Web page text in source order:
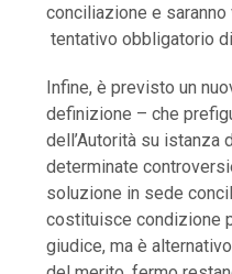
conciliazione e
tentativo obbligatorio
Infine, è previsto un
definizione – che
dell’Autorità su istanza
determinate
soluzione in sede
costituisce condizione
giudice, ma è